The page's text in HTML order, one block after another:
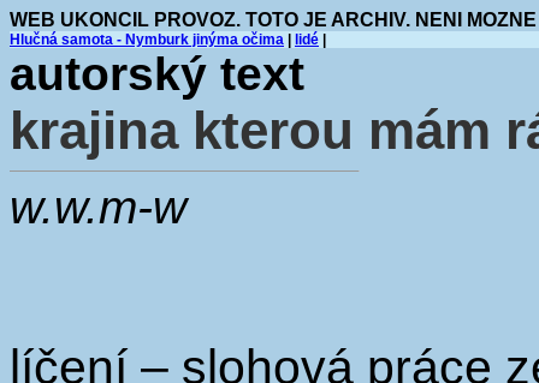
WEB UKONCIL PROVOZ. TOTO JE ARCHIV. NENI
Hlučná samota - Nymburk jinýma očima lidé
autorský text
krajina kterou mám
w.w.m-w
líčení – slohová práce